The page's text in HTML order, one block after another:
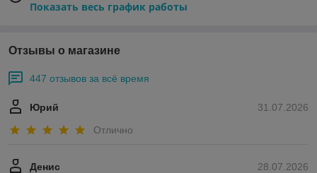
Показать весь график работы
Отзывы о магазине
447 отзывов за всё время
31.07.2026
Юрий
Отлично
28.07.2026
Денис